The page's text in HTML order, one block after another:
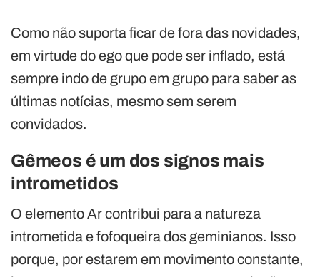
Como não suporta ficar de fora das novidades,
em virtude do ego que pode ser inflado, está
sempre indo de grupo em grupo para saber as
últimas notícias, mesmo sem serem
convidados.
Gêmeos é um dos signos mais
intrometidos
O elemento Ar contribui para a natureza
intrometida e fofoqueira dos geminianos. Isso
porque, por estarem em movimento constante,